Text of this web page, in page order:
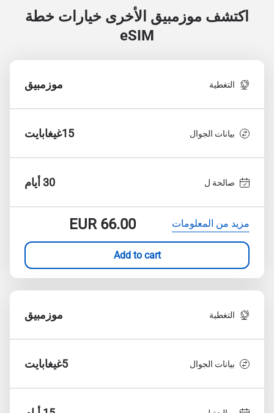
اكتشف موزمبيق الأخرى خيارات خطة
eSIM
التغطية موزمبيق
بيانات الجوال 15غيغابايت
صالحة ل 30 أيام
مزيد من المعلومات EUR66.00
Add to cart
التغطية موزمبيق
بيانات الجوال 5غيغابايت